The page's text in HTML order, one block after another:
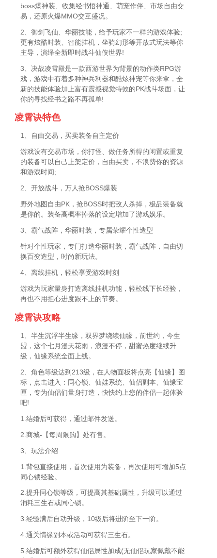
boss爆神装、收集经书悟神通、萌宠作伴、市场自由交
易，还原火爆MMO交互盛况。
2、御剑飞仙、华丽技能，给予玩家不一样的游戏体验;
更有炫酷时装、智能挂机，坐骑幻形等开放式玩法等你
主导，演绎全新即时战斗仙侠世界!
3、决战凌霄殿是一款西游世界为背景的动作类RPG游
戏，游戏中有着多种神兵利器和酷炫神宠等你来拿，全
新的技能体验加上富有震撼视觉特效的PK战斗场面，让
你的寻找经书之路不再孤单!
凌霄诀特色
1、自由交易，买卖装备自主定价
游戏设有交易市场，你打怪、做任务所得的闲置或重复
的装备可以自己上架定价，自由买卖，不浪费你的资源
和游戏时间;
2、开放战斗，万人抢BOSS爆装
野外地图自由PK，抢BOSS时把敌人杀掉，极品装备就
是你的。装备高概率掉落的设定增加了游戏娱乐。
3、霸气战阵，华丽时装，专属荣耀个性造型
针对个性玩家，专门打造华丽时装，霸气战阵，自由切
换百变造型，时尚新玩法。
4、离线挂机，轻松享受游戏时刻
游戏为玩家量身打造离线挂机功能，轻松线下长经验，
再也不用担心进度跟不上的节奏。
凌霄诀攻略
1、半生沉浮半生缘，双界梦绕续仙缘，前世约，今生
盟，这个七月漫天花雨，浪漫不停，甜蜜热度继续升
级，仙缘系统全面上线。
2、角色等级达到213级，在人物面板将点亮【仙缘】图
标，点击进入：同心锁、仙娃系统、仙侣副本、仙缘宝
匣，专为仙侣们量身打造，快快约上您的伴侣一起体验
吧!
1.结婚后可获得，通过邮件发送。
2.商城-【每周限购】处有售。
3、玩法介绍
1.背包直接使用，首次使用为装备，再次使用可增加5点
同心锁经验。
2.提升同心锁等级，可提高其基础属性，升级可以通过
消耗三生石或同心锁。
3.经验满后自动升级，10级后将进阶至下一阶。
4.通关情缘副本或活动可获得三生石。
5.结婚后可额外获得仙侣属性加成(无仙侣玩家佩戴不能